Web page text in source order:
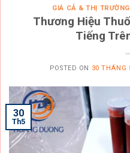
GIÁ CẢ & THỊ TRƯỜNG
Thương Hiệu
Tiếng
POSTED ON 30 THÁNG
30
Th5